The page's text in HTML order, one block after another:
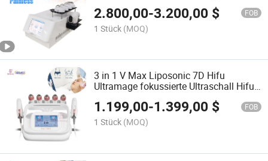
2.800,00-3.200,00 $ FOB
1 Stück (MOQ)
3 in 1 V Max Liposonic 7D Hifu
Ultramage fokussierte Ultraschall Hifu
1.199,00-1.399,00 $ FOB
1 Stück (MOQ)